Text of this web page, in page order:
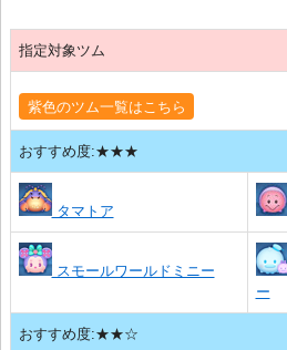
指定対象ツム
紫色のツム一覧はこちら
おすすめ度:★★★
タマトア
スモールワールドミニー
ー
おすすめ度:★★☆